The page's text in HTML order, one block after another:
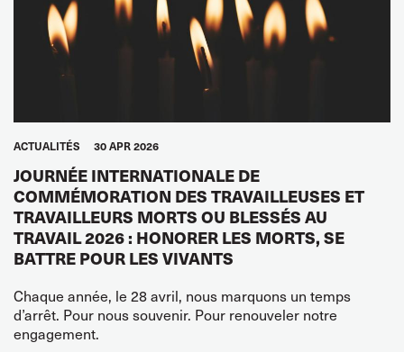
ACTUALITÉS 30 APR 2026
JOURNÉE INTERNATIONALE DE
COMMÉMORATION DES TRAVAILLEUSES ET
TRAVAILLEURS MORTS OU BLESSÉS AU
TRAVAIL 2026 : HONORER LES MORTS, SE
BATTRE POUR LES VIVANTS
Chaque année, le 28 avril, nous marquons un temps
d’arrêt. Pour nous souvenir. Pour renouveler notre
engagement.